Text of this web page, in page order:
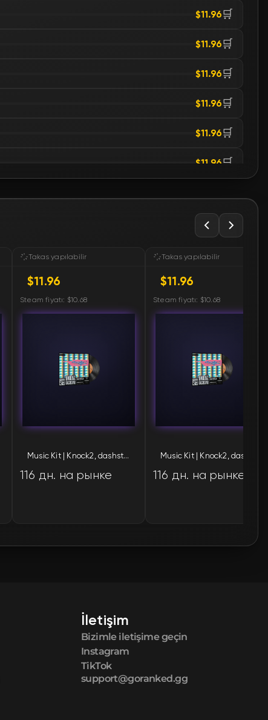
$11.96🛒
$11.96🛒
$11.96🛒
$11.96🛒
$11.96🛒
$11.96🛒
$11.96 🛒
$11.96
$11.96🛒
$11.96🛒
$12.04🛒
$12.10🛒
$12.10🛒
Takas yapılabilir
$11.96
Steam fiyatı: $10.68
Music Kit | Knock2, dashstar*
116 дн. на рынке
Takas yapılabilir
$11.96
Steam fiyatı: $10.68
116 дн. на рынке
İletişim
Bizimle iletişime geçin
Instagram
TikTok
support@goranked.gg